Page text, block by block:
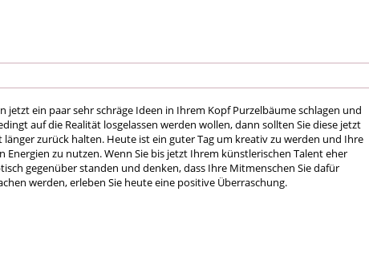
jetzt ein paar sehr schräge Ideen in Ihrem Kopf Purzelbäume schlagen und
auf die Realität losgelassen werden wollen, dann sollten Sie diese jetzt
länger zurück halten. Heute ist ein guter Tag um kreativ zu werden und Ihre
Energien zu nutzen. Wenn Sie bis jetzt Ihrem künstlerischen Talent eher
gegenüber standen und denken, dass Ihre Mitmenschen Sie dafür
werden, erleben Sie heute eine positive Überraschung.